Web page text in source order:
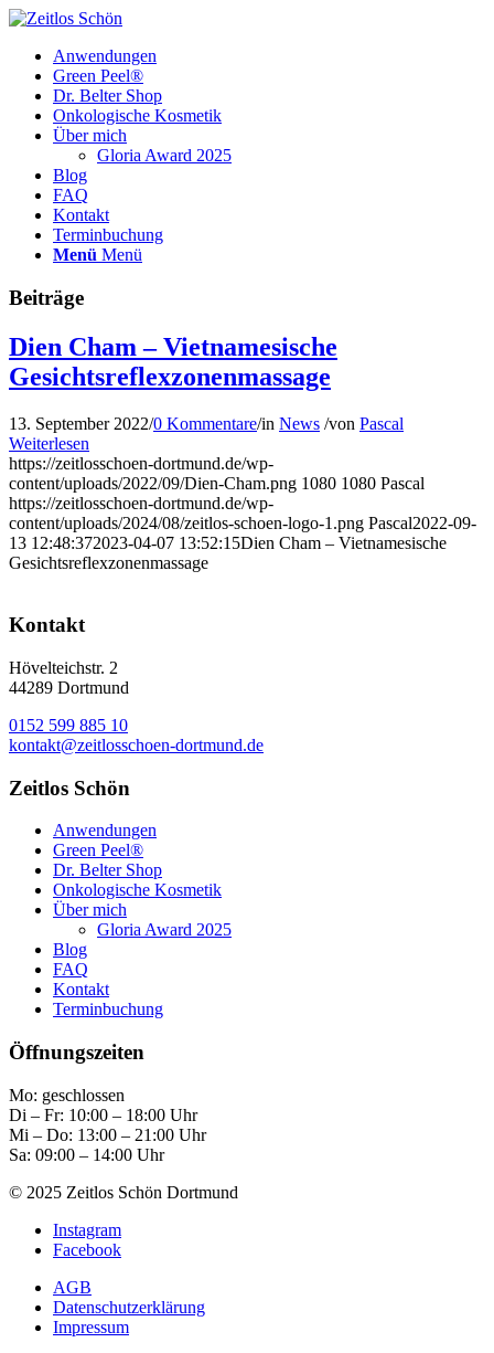
Anwendungen
Green Peel®
Dr. Belter Shop
Onkologische Kosmetik
Über mich
Gloria Award 2025
Blog
FAQ
Kontakt
Terminbuchung
Menü Menü
Beiträge
Dien Cham – Vietnamesische
Gesichtsreflexzonenmassage
13. September 2022/0 Kommentare/in News /von Pascal
Weiterlesen
https://zeitlosschoen-dortmund.de/wp-
content/uploads/2022/09/Dien-Cham.png 1080 1080 Pascal
https://zeitlosschoen-dortmund.de/wp-
content/uploads/2024/08/zeitlos-schoen-logo-1.png Pascal2022-09-
13 12:48:372023-04-07 13:52:15Dien Cham – Vietnamesische
Gesichtsreflexzonenmassage
Kontakt
Hövelteichstr. 2
44289 Dortmund
0152 599 885 10
kontakt@zeitlosschoen-dortmund.de
Zeitlos Schön
Anwendungen
Green Peel®
Dr. Belter Shop
Onkologische Kosmetik
Über mich
Gloria Award 2025
Blog
FAQ
Kontakt
Terminbuchung
Öffnungszeiten
Mo: geschlossen
Di – Fr: 10:00 – 18:00 Uhr
Mi – Do: 13:00 – 21:00 Uhr
Sa: 09:00 – 14:00 Uhr
© 2025 Zeitlos Schön Dortmund
Instagram
Facebook
AGB
Datenschutzerklärung
Impressum